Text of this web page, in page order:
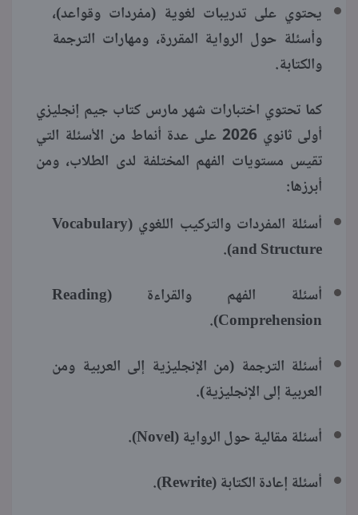
يحتوي على تدريبات لغوية (مفردات وقواعد)،
وأسئلة حول الرواية المقررة، ومهارات الترجمة
والكتابة.
كما تحتوي اختبارات شهر مارس كتاب جيم إنجليزي
أولى ثانوي 2026 على عدة أنماط من الأسئلة التي
تقيس مستويات الفهم المختلفة لدى الطلاب، ومن
أبرزها:
أسئلة المفردات والتركيب اللغوي (Vocabulary
and Structure).
أسئلة الفهم والقراءة (Reading
Comprehension).
أسئلة الترجمة (من الإنجليزية إلى العربية ومن
العربية إلى الإنجليزية).
أسئلة مقالية حول الرواية (Novel).
أسئلة إعادة الكتابة (Rewrite).